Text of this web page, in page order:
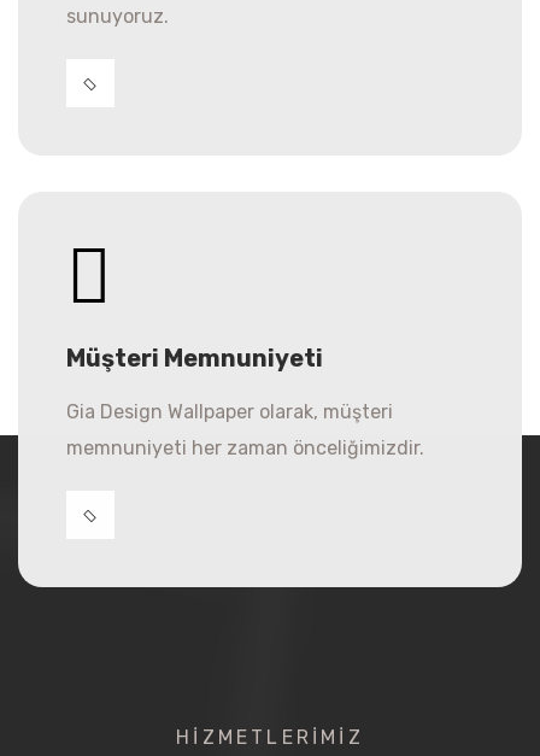
sunuyoruz.
Müşteri Memnuniyeti
Gia Design Wallpaper olarak, müşteri
memnuniyeti her zaman önceliğimizdir.
HIZMETLERIMIZ